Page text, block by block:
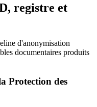
registre et
d'anonymisation
documentaires produits
Protection des